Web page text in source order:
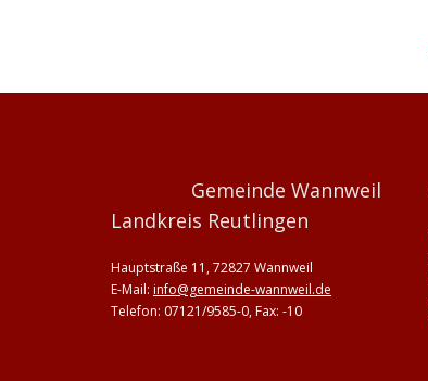
Gemeinde Wannweil
Landkreis Reutlingen
Hauptstraße 11, 72827 Wannweil
E-Mail: info@gemeinde-wannweil.de
Telefon: 07121/9585-0, Fax: -10